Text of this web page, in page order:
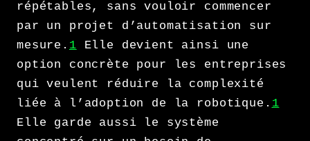
répétables, sans vouloir commencer
par un projet d’automatisation sur
mesure. 1 Elle devient ainsi une
option concrète pour les entreprises
qui veulent réduire la complexité
liée à l’adoption de la robotique. 1
Elle garde aussi le système